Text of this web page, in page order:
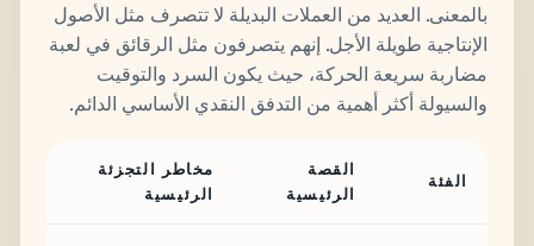
بالمعنى. العديد من العملات البديلة لا تتصرف مثل الأصول
الإنتاجية طويلة الأجل. إنهم يتصرفون مثل الرقائق في لعبة
مضاربة سريعة الحركة، حيث يكون السرد والتوقيت
والسيولة أكثر أهمية من التدفق النقدي الأساسي الدائم.
الفئة
القصة
الرئيسية
مخاطر التجزئة
الرئيسية